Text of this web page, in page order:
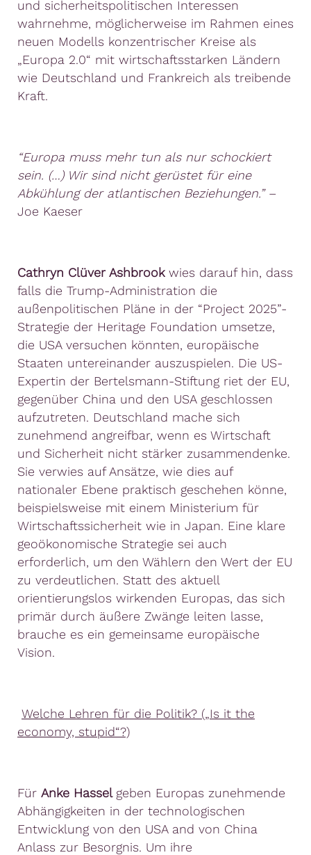
und sicherheitspolitischen Interessen
wahrnehme, möglicherweise im Rahmen eines
neuen Modells konzentrischer Kreise als
„Europa 2.0“ mit wirtschaftsstarken Ländern
wie Deutschland und Frankreich als treibende
Kraft.
“Europa muss mehr tun als nur schockiert
sein. (…) Wir sind nicht gerüstet für eine
Abkühlung der atlantischen Beziehungen.”–
Joe Kaeser
Cathryn Clüver Ashbrook wies darauf hin, dass
falls die Trump-Administration die
außenpolitischen Pläne in der “Project 2025”-
Strategie der Heritage Foundation umsetze,
die USA versuchen könnten, europäische
Staaten untereinander auszuspielen. Die US-
Expertin der Bertelsmann-Stiftung riet der EU,
gegenüber China und den USA geschlossen
aufzutreten. Deutschland mache sich
zunehmend angreifbar, wenn es Wirtschaft
und Sicherheit nicht stärker zusammendenke.
Sie verwies auf Ansätze, wie dies auf
nationaler Ebene praktisch geschehen könne,
beispielsweise mit einem Ministerium für
Wirtschaftssicherheit wie in Japan. Eine klare
geoökonomische Strategie sei auch
erforderlich, um den Wählern den Wert der EU
zu verdeutlichen. Statt des aktuell
orientierungslos wirkenden Europas, das sich
primär durch äußere Zwänge leiten lasse,
brauche es ein gemeinsame europäische
Vision.
Welche Lehren für die Politik? („Is it the
economy, stupid“?)
Für Anke Hassel geben Europas zunehmende
Abhängigkeiten in der technologischen
Entwicklung von den USA and von China
Anlass zur Besorgnis. Um ihre